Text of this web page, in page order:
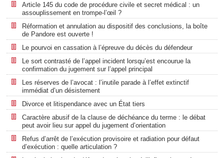
Article 145 du code de procédure civile et secret médical : un
assouplissement en trompe-l’œil ?
Réformation et annulation au dispositif des conclusions, la boîte
de Pandore est ouverte !
Le pourvoi en cassation à l’épreuve du décès du défendeur
Le sort contrasté de l’appel incident lorsqu’est encourue la
confirmation du jugement sur l’appel principal
Les réserves de l’avocat : l’inutile parade à l’effet extinctif
immédiat d’un désistement
Divorce et litispendance avec un État tiers
Caractère abusif de la clause de déchéance du terme : le débat
peut avoir lieu sur appel du jugement d’orientation
Refus d’arrêt de l’exécution provisoire et radiation pour défaut
d’exécution : quelle articulation ?